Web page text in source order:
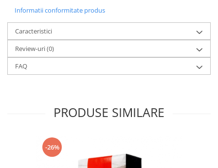
Informatii conformitate produs
Caracteristici
Review-uri(0)
FAQ
PRODUSE SIMILARE
-26%